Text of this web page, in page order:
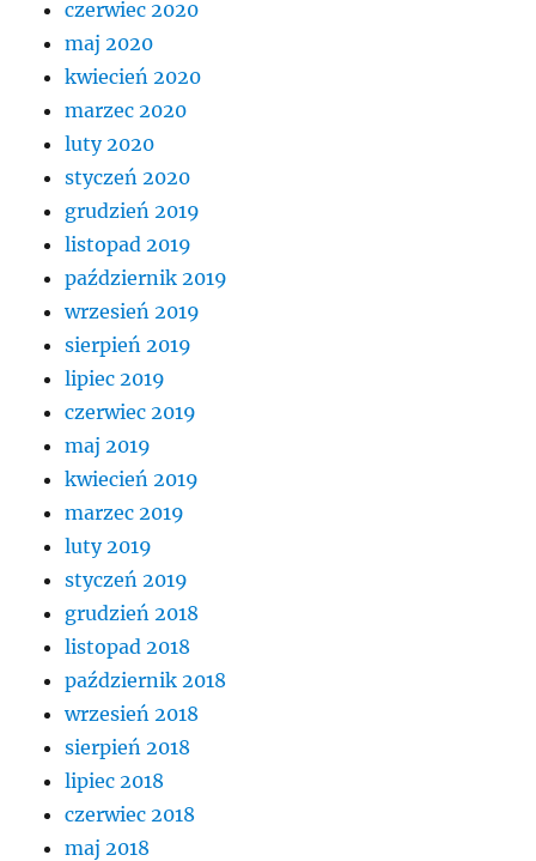
czerwiec 2020
maj 2020
kwiecień 2020
marzec 2020
luty 2020
styczeń 2020
grudzień 2019
listopad 2019
październik 2019
wrzesień 2019
sierpień 2019
lipiec 2019
czerwiec 2019
maj 2019
kwiecień 2019
marzec 2019
luty 2019
styczeń 2019
grudzień 2018
listopad 2018
październik 2018
wrzesień 2018
sierpień 2018
lipiec 2018
czerwiec 2018
maj 2018